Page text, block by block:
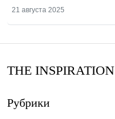
21 августа 2025
THE INSPIRATION
Рубрики